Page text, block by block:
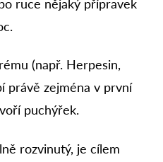
ruce nějaký přípravek
(např. Herpesin,
právě zejména v první
puchýřek.
rozvinutý, je cílem